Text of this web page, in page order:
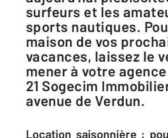
surfeurs et les
sports nautiques.
maison de vos
vacances, laissez le
mener à votre agence
21 Sogecim
avenue de Verdun.
Location saisonnière :